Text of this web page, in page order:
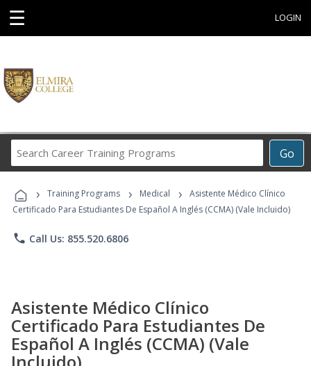
☰ LOGIN
Go
Career
Programs
› Training Programs › Medical ›
Asistente Médico Clínico
Certificado Para Estudiantes De Español A Inglés (CCMA) (Vale Incluido)
phone Call Us: 855.520.6806
Asistente Médico Clínico
Certificado Para Estudiantes De
Español A Inglés (CCMA) (Vale